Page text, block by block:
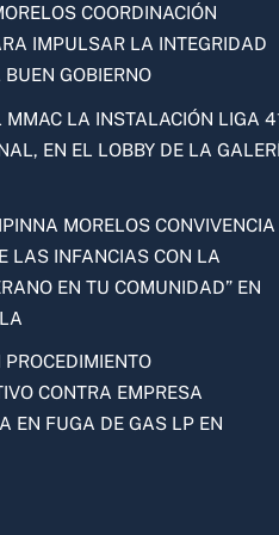
COORDINACIÓN
IMPULSAR LA INTEGRIDAD
GOBIERNO
MMAC LA INSTALACIÓN LIGA
EN EL LOBBY DE LA
MORELOS CONVIVENCIA
LAS INFANCIAS CON LA
EN TU COMUNIDAD” EN
CONTRA EMPRESA
EN FUGA DE GAS LP EN